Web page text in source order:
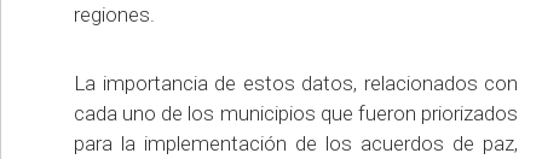
regiones.
La importancia de estos datos, relacionados con
cada uno de los municipios que fueron priorizados
para la implementación de los acuerdos de paz,